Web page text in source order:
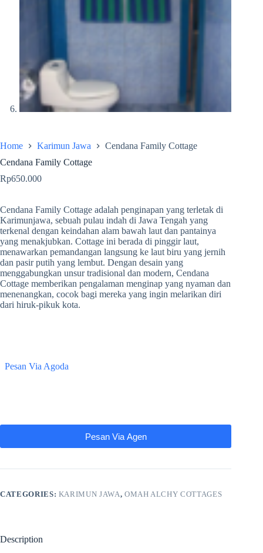
Home Karimun Jawa
Cendana Family Cottage
Cendana Family Cottage
Rp650.000
Cendana Family Cottage adalah penginapan yang terletak di
Karimunjawa, sebuah pulau indah di Jawa Tengah yang
terkenal dengan keindahan alam bawah laut dan pantainya
yang menakjubkan. Cottage ini berada di pinggir laut,
menawarkan pemandangan langsung ke laut biru yang jernih
dan pasir putih yang lembut. Dengan desain yang
menggabungkan unsur tradisional dan modern, Cendana
Cottage memberikan pengalaman menginap yang nyaman dan
menenangkan, cocok bagi mereka yang ingin melarikan diri
dari hiruk-pikuk kota.
Pesan Via Agoda
Pesan Via Agen
CATEGORIES: KARIMUN JAWA, OMAH ALCHY COTTAGES
Description